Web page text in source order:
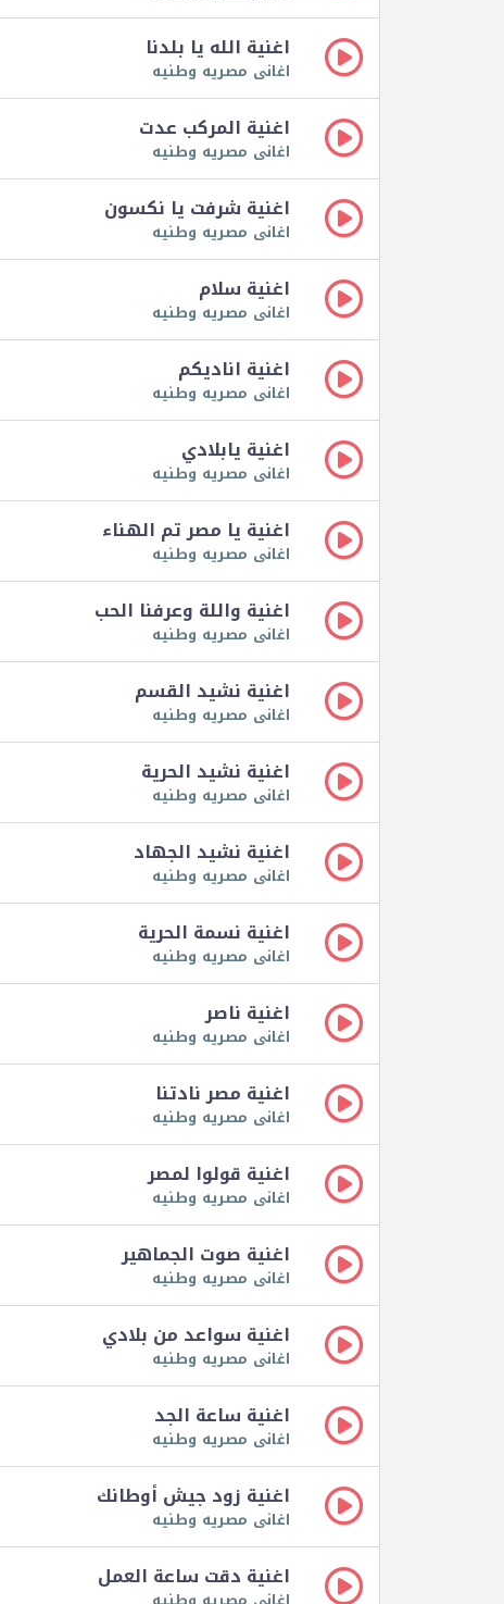
اغنية الله يا بلدنا
اغانى مصريه وطنيه
اغنية المركب عدت
اغانى مصريه وطنيه
اغنية شرفت يا نكسون
اغانى مصريه وطنيه
اغنية سلام
اغانى مصريه وطنيه
اغنية اناديكم
اغانى مصريه وطنيه
اغنية يابلادي
اغانى مصريه وطنيه
اغنية يا مصر تم الهناء
اغانى مصريه وطنيه
اغنية واللة وعرفنا الحب
اغانى مصريه وطنيه
اغنية نشيد القسم
اغانى مصريه وطنيه
اغنية نشيد الحرية
اغانى مصريه وطنيه
اغنية نشيد الجهاد
اغانى مصريه وطنيه
اغنية نسمة الحرية
اغانى مصريه وطنيه
اغنية ناصر
اغانى مصريه وطنيه
اغنية مصر نادتنا
اغانى مصريه وطنيه
اغنية قولوا لمصر
اغانى مصريه وطنيه
اغنية صوت الجماهير
اغانى مصريه وطنيه
اغنية سواعد من بلادي
اغانى مصريه وطنيه
اغنية ساعة الجد
اغانى مصريه وطنيه
اغنية زود جيش أوطانك
اغانى مصريه وطنيه
اغنية دقت ساعة العمل